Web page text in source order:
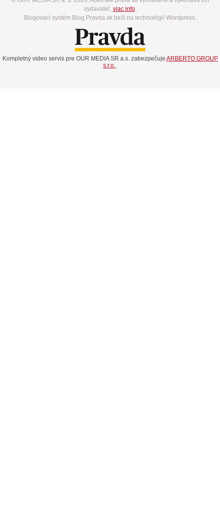
vydavateľ, viac info.
Blogovací systém Blog.Pravda.sk beží na technológií Wordpress.
Kompletný video servis pre OUR MEDIA SR a.s. zabezpečuje ARBERTO GROUP
s.r.o..